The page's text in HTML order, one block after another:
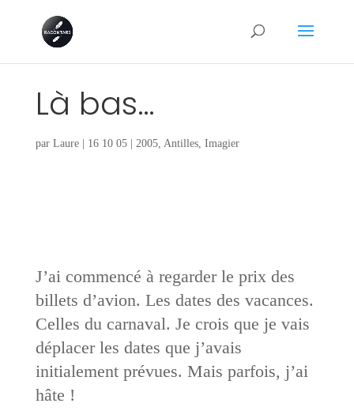
Là bas…
par Laure| 16 10 05| 2005, Antilles, Imagier
J’ai commencé à regarder le prix des
billets d’avion. Les dates des vacances.
Celles du carnaval. Je crois que je vais
déplacer les dates que j’avais
initialement prévues. Mais parfois, j’ai
hâte !